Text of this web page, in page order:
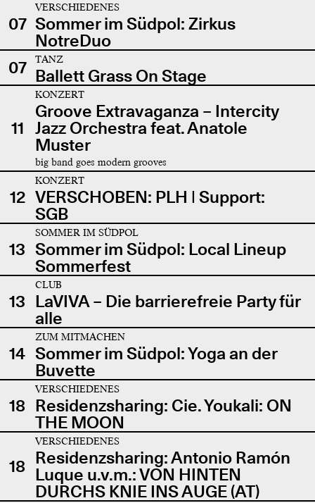
07
VERSCHIEDENES
Sommer im Südpol: Zirkus
NotreDuo
07
TANZ
Ballett Grass On Stage
11
KONZERT
Groove Extravaganza – Intercity
Jazz Orchestra feat. Anatole
Muster
big band goes modern grooves
12
KONZERT
VERSCHOBEN: PLH | Support:
SGB
13
SOMMER IM SÜDPOL
Sommer im Südpol: Local Lineup
Sommerfest
13
CLUB
LaVIVA – Die barrierefreie Party für
alle
14
ZUM MITMACHEN
Sommer im Südpol: Yoga an der
Buvette
18
VERSCHIEDENES
Residenzsharing: Cie. Youkali: ON
THE MOON
18
VERSCHIEDENES
Residenzsharing: Antonio Ramón
Luque u.v.m.: VON HINTEN
DURCHS KNIE INS AUGE (AT)